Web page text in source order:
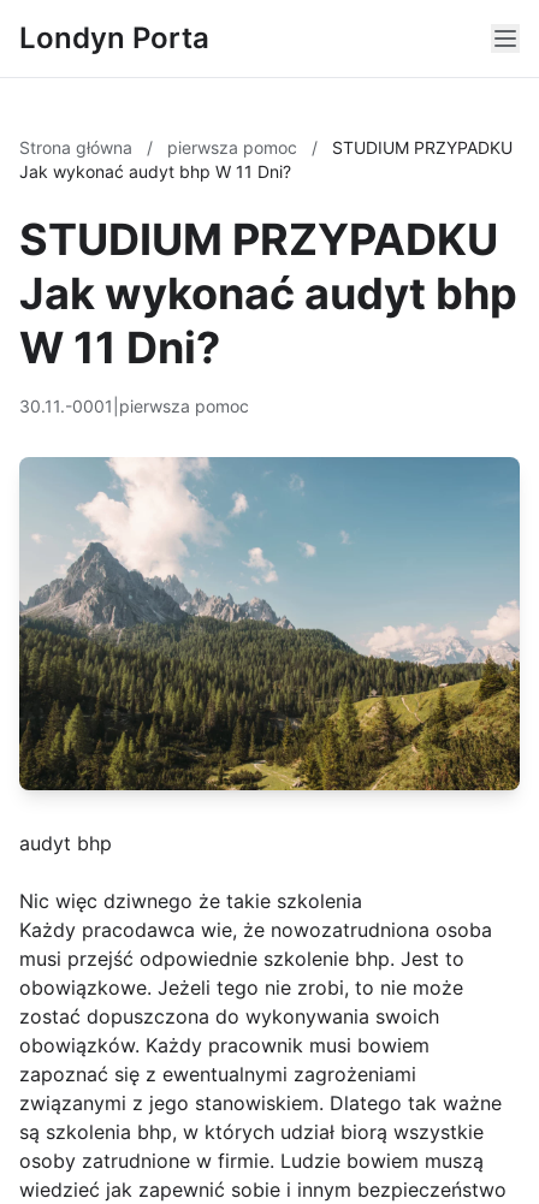
Londyn Porta
Strona główna / pierwsza pomoc /
STUDIUM PRZYPADKU
Jak wykonać audyt bhp W 11 Dni?
STUDIUM PRZYPADKU
Jak wykonać audyt bhp
W 11 Dni?
30.11.-0001 pierwsza pomoc
audyt bhp
Nic więc dziwnego że takie szkolenia
Każdy pracodawca wie, że nowozatrudniona osoba
musi przejść odpowiednie szkolenie bhp. Jest to
obowiązkowe. Jeżeli tego nie zrobi, to nie może
zostać dopuszczona do wykonywania swoich
obowiązków. Każdy pracownik musi bowiem
zapoznać się z ewentualnymi zagrożeniami
związanymi z jego stanowiskiem. Dlatego tak ważne
są szkolenia bhp, w których udział biorą wszystkie
osoby zatrudnione w firmie. Ludzie bowiem muszą
wiedzieć jak zapewnić sobie i innym bezpieczeństwo